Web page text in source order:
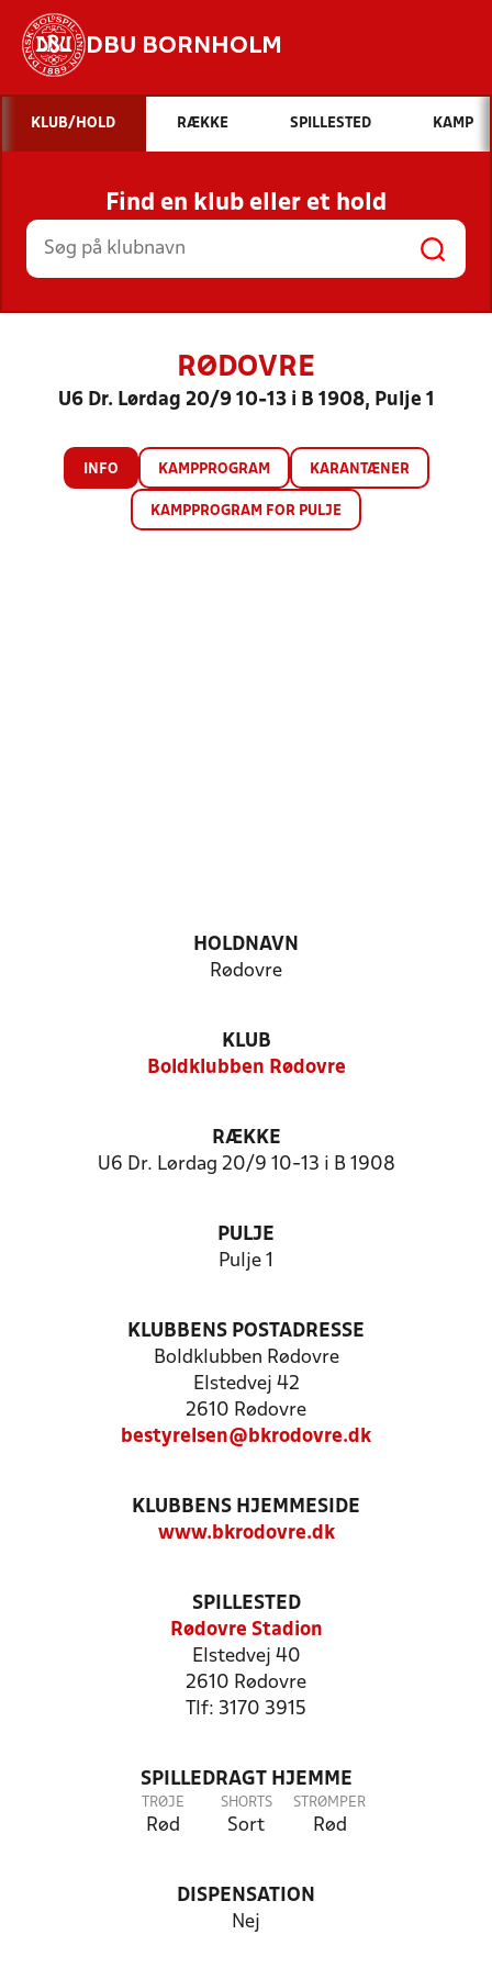
DBU BORNHOLM
Hvad vil du søge efter?
INDHOLD OG NYHEDER
STILLINGER, RESULTATER, KLUBBER OG
HOLD
KLUB/HOLD RÆKKE SPILLESTED KAMP
Find en klub eller et hold
RØDOVRE
U6 Dr. Lørdag 20/9 10-13 i B 1908, Pulje 1
INFO KAMPPROGRAM KARANTÆNER
KAMPPROGRAM FOR PULJE
HOLDNAVN
Rødovre
KLUB
Boldklubben Rødovre
RÆKKE
U6 Dr. Lørdag 20/9 10-13 i B 1908
PULJE
Pulje 1
KLUBBENS POSTADRESSE
Boldklubben Rødovre
Elstedvej 42
2610 Rødovre
bestyrelsen@bkrodovre.dk
KLUBBENS HJEMMESIDE
www.bkrodovre.dk
SPILLESTED
Rødovre Stadion
Elstedvej 40
2610 Rødovre
Tlf: 3170 3915
SPILLEDRAGT HJEMME
TRØJE
Rød
SHORTS
Sort
STRØMPER
Rød
DISPENSATION
Nej